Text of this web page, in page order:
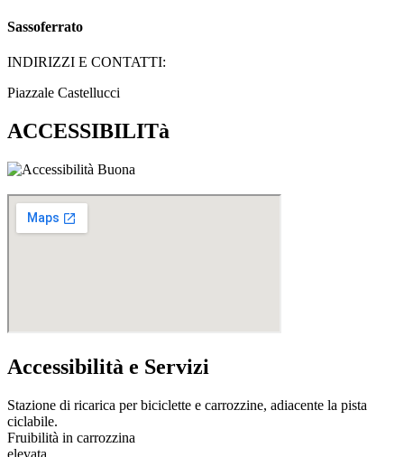
Sassoferrato
INDIRIZZI E CONTATTI:​
Piazzale Castellucci
ACCESSIBILITà
Accessibilità e Servizi
Stazione di ricarica per biciclette e carrozzine, adiacente la pista
ciclabile.
Fruibilità in carrozzina
elevata